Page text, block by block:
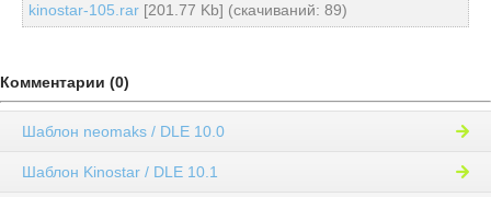
kinostar-105.rar [201.77 Kb] (cкачиваний: 89)
Комментарии (0)
Шаблон neomaks / DLE 10.0
Шаблон Kinostar / DLE 10.1